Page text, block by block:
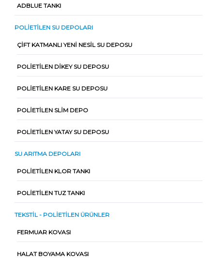
ADBLUE TANKI
POLIETILEN SU DEPOLARI
ÇIFT KATMANLI YENI NESIL SU DEPOSU
POLIETILEN DIKEY SU DEPOSU
POLIETILEN KARE SU DEPOSU
POLIETILEN SLIM DEPO
POLIETILEN YATAY SU DEPOSU
SU ARITMA DEPOLARI
POLIETILEN KLOR TANKI
POLIETILEN TUZ TANKI
TEKSTIL - POLIETILEN ÜRÜNLER
FERMUAR KOVASI
HALAT BOYAMA KOVASI